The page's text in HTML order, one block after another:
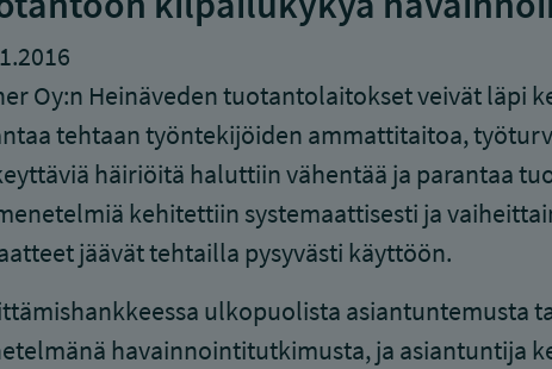
Oy:n Heinäveden tuotantolaitokset veivät läpi
tehtaan työntekijöiden ammattitaitoa,
häiriöitä haluttiin vähentää ja parantaa
kehitettiin systemaattisesti ja
jäävät tehtailla pysyvästi käyttöön.
ulkopuolista asiantuntemusta
havainnointitutkimusta, ja asiantuntija